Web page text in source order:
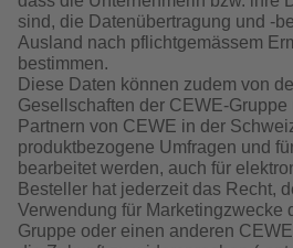
sind, die Datenübertragung und -
Ausland nach pflichtgemässem
bestimmen.
Diese Daten können zudem von
Gesellschaften der CEWE-Gruppe
Partnern von CEWE in der
produktbezogene Umfragen und
bearbeitet werden, auch für
Besteller hat jederzeit das Recht,
Verwendung für Marketingzwecke
Gruppe oder einen anderen